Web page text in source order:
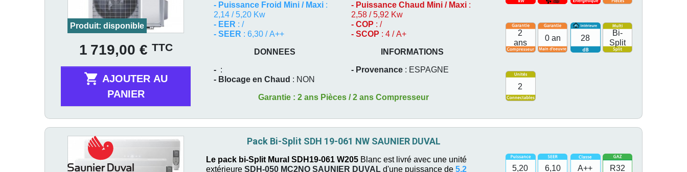
Produit: disponible
1 719,00 € TTC

PANIER
- Puissance Froid Mini / Maxi :
2,14 / 5,20 Kw
- EER : /
- SEER : 6,30 / A++
- Puissance Chaud Mini / Maxi :
2,58 / 5,92 Kw
- COP : /
- SCOP : 4 / A+
DONNEES
- :
- Blocage en Chaud : NON
INFORMATIONS
- Provenance : ESPAGNE
Garantie : 2 ans Pièces / 2 ans Compresseur
2
ans
0 an 28
Bi-
Split
2
Pack Bi-Split SDH 19-061 NW SAUNIER DUVAL
Le pack bi-Split Mural SDH19-061 W205 Blanc est livré avec une unité
extérieure SDH-050 MC2NO SAUNIER DUVAL d'une puissance de 5,2
5,20 6,10 A++ R32